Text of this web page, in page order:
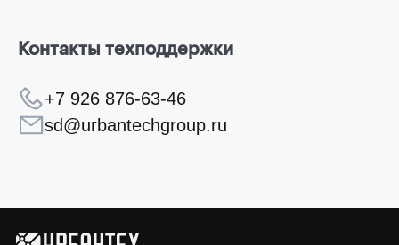
Контакты техподдержки
+7 926 876-63-46
sd@urbantechgroup.ru